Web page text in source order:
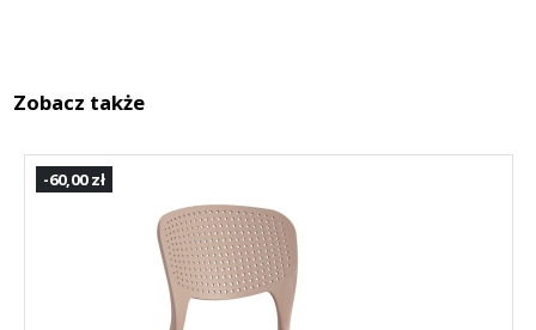
Zobacz także
-60,00 zł